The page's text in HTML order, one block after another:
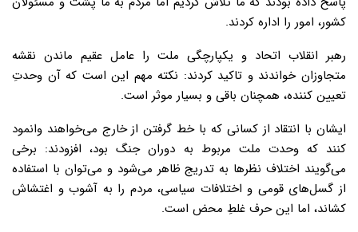
کشور،‌ امور را اداره کردند.
رهبر انقلاب اتحاد و یکپارچگی ملت را عامل عقیم ماندن نقشه
متجاوزان خواندند و تاکید کردند: نکته مهم این است که آن وحدتِ
تعیین کننده،‌ همچنان باقی و بسیار موثر است.
ایشان با انتقاد از کسانی که با خط گرفتن از خارج می‌خواهند وانمود
کنند که وحدت ملت مربوط به دوران جنگ بود،‌ افزودند: برخی
می‌گویند اختلاف نظرها به تدریج ظاهر می‌شود و می‌توان با استفاده
از گسل‌های قومی و اختلافات سیاسی،‌ مردم را به آشوب و اغتشاش
کشاند،‌ اما این حرف غلطِ‌ محض است.